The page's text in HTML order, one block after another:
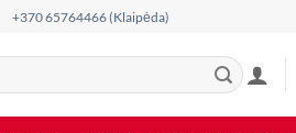
+370 65764466 (Klaipėda)